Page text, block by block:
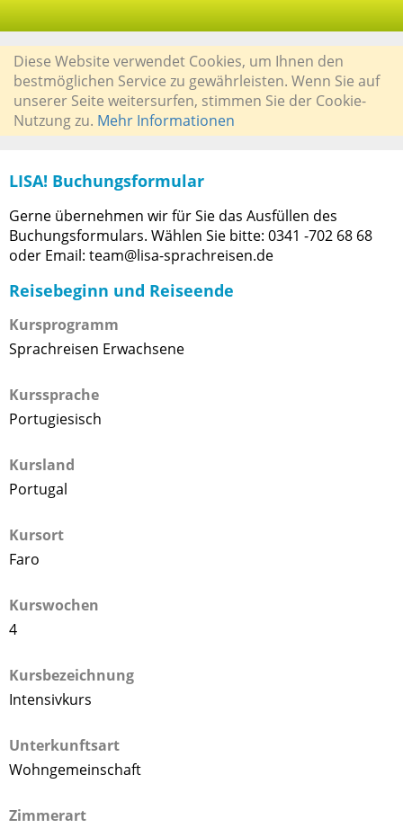
Diese Website verwendet Cookies, um Ihnen den
bestmöglichen Service zu gewährleisten. Wenn Sie auf
unserer Seite weitersurfen, stimmen Sie der Cookie-
Nutzung zu. Mehr Informationen
LISA! Buchungsformular
Gerne übernehmen wir für Sie das Ausfüllen des
Buchungsformulars. Wählen Sie bitte: 0341 -702 68 68
oder Email: team@lisa-sprachreisen.de
Reisebeginn und Reiseende
Kursprogramm
Sprachreisen Erwachsene
Kurssprache
Portugiesisch
Kursland
Portugal
Kursort
Faro
Kurswochen
4
Kursbezeichnung
Intensivkurs
Unterkunftsart
Wohngemeinschaft
Zimmerart